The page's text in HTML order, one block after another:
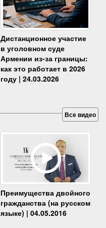
Дистанционное участие
в уголовном суде
Армении из-за границы:
как это работает в 2026
году | 24.03.2026
Все видео
Преимущества двойного
гражданства (на русском
языке) | 04.05.2016